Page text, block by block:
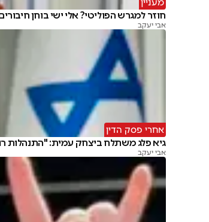
חוזר למגרש הפוליטי? אלי ישי בוחן
אבי יעקב
אחרי פסק הדין
גיא פלג משתלח ביצחק עמית: "התנהלות
אבי יעקב